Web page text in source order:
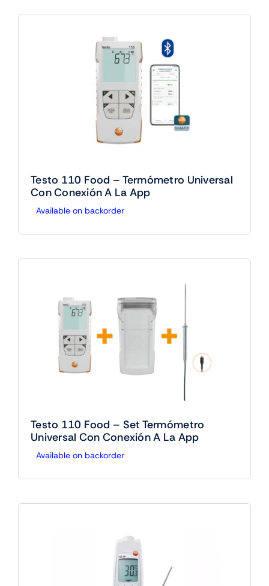
Testo 110 Food – Termómetro Universal
Con Conexión A La App
Available on backorder
Testo 110 Food – Set Termómetro
Universal Con Conexión A La App
Available on backorder